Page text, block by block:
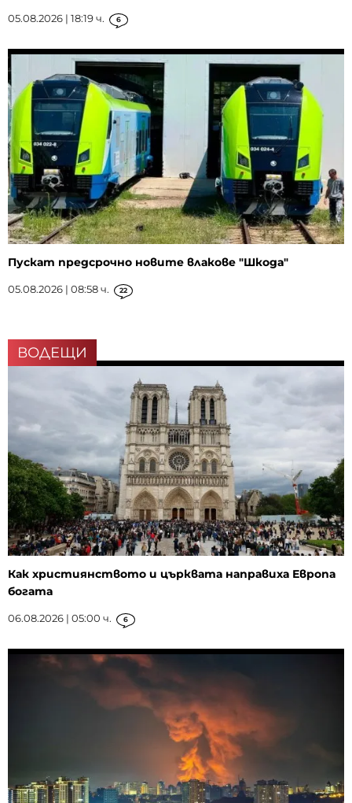
05.08.2026 | 18:19 ч. 6
Пускат предсрочно новите влакове "Шкода"
05.08.2026 | 08:58 ч. 22
ВОДЕЩИ
Как християнството и църквата направиха Европа
богата
06.08.2026 | 05:00 ч. 6